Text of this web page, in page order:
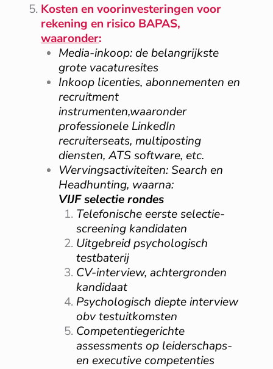
Kosten en voorinvesteringen voor
rekening en risico BAPAS,
waaronder:
Media-inkoop: de belangrijkste
grote vacaturesites
Inkoop licenties, abonnementen en
recruitment
instrumenten,waaronder
professionele LinkedIn
recruiterseats, multiposting
diensten, ATS software, etc.
Wervingsactiviteiten:Search en
Headhunting, waarna:
VIJF selectie rondes
Telefonische eerste selectie-
screening kandidaten
Uitgebreid psychologisch
testbaterij
CV-interview, achtergronden
kandidaat
Psychologisch diepte interview
obv testuitkomsten
Competentiegerichte
assessments op leiderschaps-
en executive competenties